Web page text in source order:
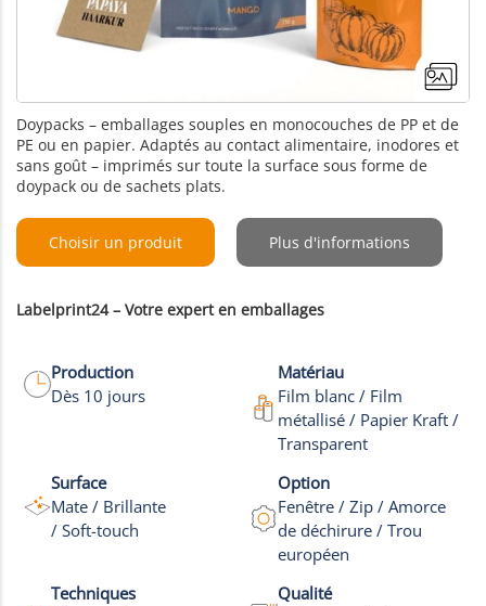
Doypacks – emballages souples en monocouches de PP et de
PE ou en papier. Adaptés au contact alimentaire, inodores et
sans goût – imprimés sur toute la surface sous forme de
doypack ou de sachets plats.
Choisir un produit Plus d'informations
Labelprint24 – Votre expert en emballages
Production
Dès 10 jours
Matériau
Film blanc / Film
métallisé / Papier Kraft /
Transparent
Surface
Mate / Brillante
/ Soft-touch
Option
Fenêtre / Zip / Amorce
de déchirure / Trou
européen
Techniques
Qualité